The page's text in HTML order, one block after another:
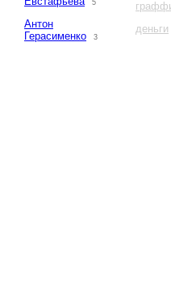
5
Антон
Герасименко
3
деньги